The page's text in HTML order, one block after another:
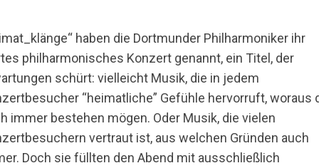
haben die Dortmunder Philharmoniker ihr
philharmonisches Konzert genannt, ein Titel, der
schürt: vielleicht Musik, die in jedem
“heimatliche” Gefühle hervorruft, woraus
immer bestehen mögen. Oder Musik, die vielen
vertraut ist, aus welchen Gründen auch
Doch sie füllten den Abend mit ausschließlich